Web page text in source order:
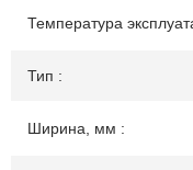
Температура
Тип :
Ширина, мм :